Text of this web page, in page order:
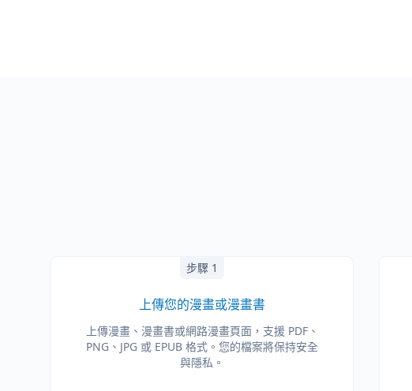
步驟 1
上傳您的漫畫或漫畫書
上傳漫畫、漫畫書或網路漫畫頁面，支援 PDF、
PNG、JPG 或 EPUB 格式。您的檔案將保持安全
與隱私。